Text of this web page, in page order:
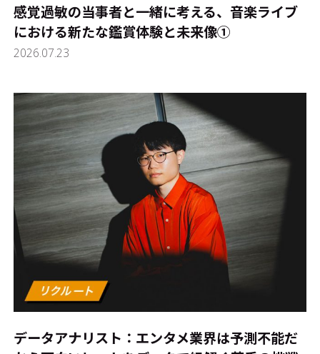
感覚過敏の当事者と一緒に考える、音楽ライブ
における新たな鑑賞体験と未来像①
2026.07.23
データアナリスト：エンタメ業界は予測不能だ